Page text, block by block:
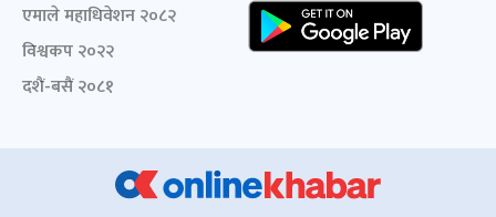
एमाले महाधिवेशन २०८२
विश्वकप २०२२
दशैं-बसैं २०८१